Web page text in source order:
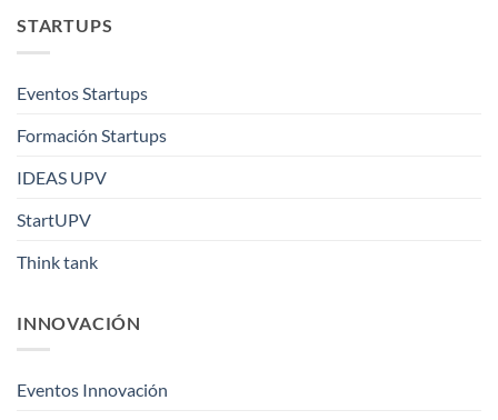
STARTUPS
Eventos Startups
Formación Startups
IDEAS UPV
StartUPV
Think tank
INNOVACIÓN
Eventos Innovación